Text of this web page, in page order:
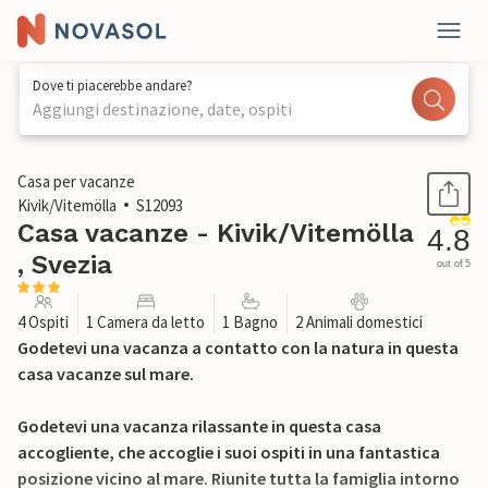
Dove ti piacerebbe andare?
Aggiungi destinazione, date, ospiti
1 / 27
Casa per vacanze
Kivik/Vitemölla
S12093
Casa vacanze - Kivik/Vitemölla
, Svezia
4.8
out of 5
4 Ospiti 1 Camera da letto 1 Bagno 2 Animali domestici
Godetevi una vacanza a contatto con la natura in questa
casa vacanze sul mare.
Godetevi una vacanza rilassante in questa casa
accogliente, che accoglie i suoi ospiti in una fantastica
posizione vicino al mare. Riunite tutta la famiglia intorno